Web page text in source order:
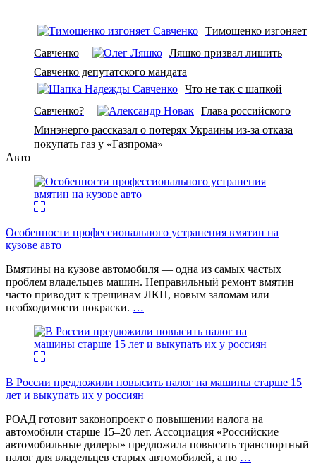
Тимошенко изгоняет
Савченко
Ляшко призвал лишить
Савченко депутатского мандата
Что не так с шапкой
Савченко?
Глава российского
Минэнерго рассказал о потерях Украины из-за отказа
покупать газ у «Газпрома»
Авто
Особенности профессионального устранения вмятин на
кузове авто
Вмятины на кузове автомобиля — одна из самых частых
проблем владельцев машин. Неправильный ремонт вмятин
часто приводит к трещинам ЛКП, новым заломам или
необходимости покраски. …
В России предложили повысить налог на машины старше 15
лет и выкупать их у россиян
РОАД готовит законопроект о повышении налога на
автомобили старше 15–20 лет. Ассоциация «Российские
автомобильные дилеры» предложила повысить транспортный
налог для владельцев старых автомобилей, а по …